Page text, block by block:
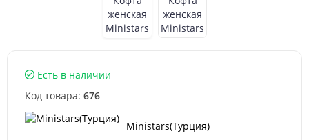
Есть в наличии
Код товара: 676
Ministars(Турция)